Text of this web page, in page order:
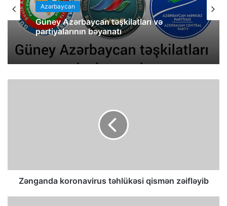
Azərbaycan
Güney Azərbaycan təşkilatları və
partiyalarının bəyanatı
Zənganda koronavirus təhlükəsi qismən zəifləyib